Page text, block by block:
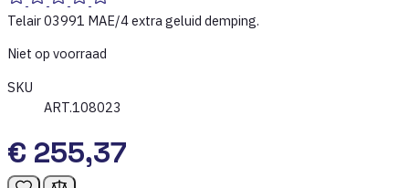
Telair 03991 MAE/4 extra geluid demping.
Niet op voorraad
SKU
ART.108023
€ 255,37